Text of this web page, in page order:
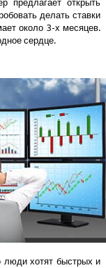
предлагает открыть
делать ставки
около 3-х месяцев.
сердце.
люди хотят быстрых и